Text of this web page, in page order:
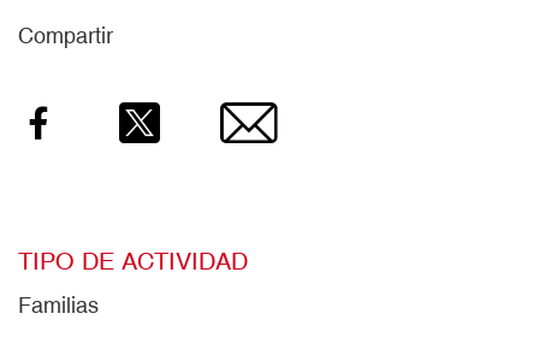
Compartir
Facebook Email
TIPO DE ACTIVIDAD
Familias